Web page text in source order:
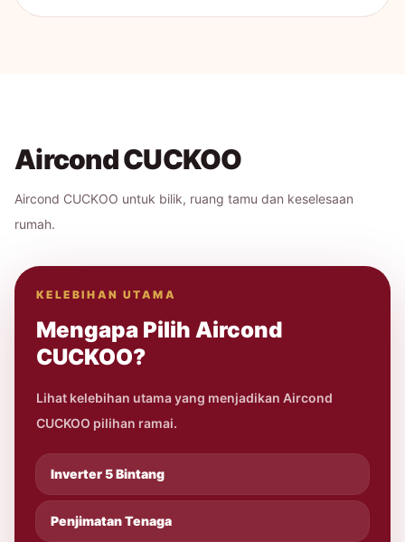
Aircond CUCKOO
Aircond CUCKOO untuk bilik, ruang tamu dan keselesaan
rumah.
KELEBIHAN UTAMA
Mengapa Pilih Aircond
CUCKOO?
Lihat kelebihan utama yang menjadikan Aircond
CUCKOO pilihan ramai.
Inverter 5 Bintang
Penjimatan Tenaga